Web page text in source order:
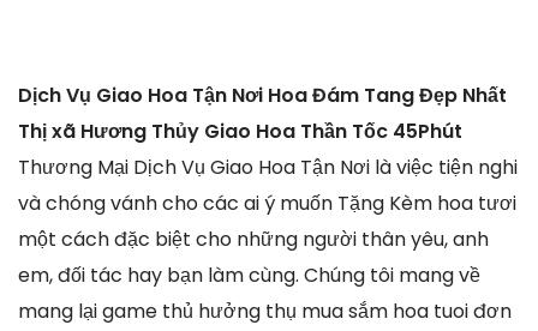
Dịch Vụ Giao Hoa Tận Nơi Hoa Đám Tang Đẹp Nhất
Thị xã Hương Thủy Giao Hoa Thần Tốc 45Phút
Thương Mại Dịch Vụ Giao Hoa Tận Nơi là việc tiện nghi
và chóng vánh cho các ai ý muốn Tặng Kèm hoa tươi
một cách đặc biệt cho những người thân yêu, anh
em, đối tác hay bạn làm cùng. Chúng tôi mang về
mang lại game thủ hưởng thụ mua sắm hoa tuoi đơn